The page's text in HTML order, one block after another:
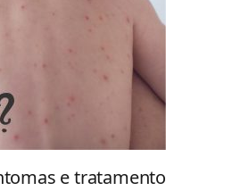
e tratamento